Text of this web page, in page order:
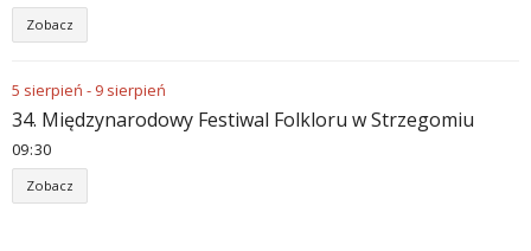
Zobacz
5 sierpień - 9 sierpień
34. Międzynarodowy Festiwal Folkloru w Strzegomiu
09 30
Zobacz